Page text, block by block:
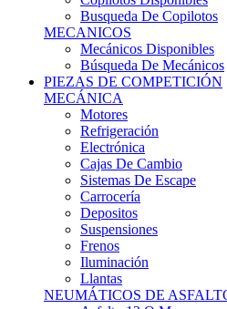
MECANICOS
Mecánicos Disponibles
Búsqueda De Mecánicos
PIEZAS DE COMPETICIÓN
MECÁNICA
Motores
Refrigeración
Electrónica
Cajas De Cambio
Sistemas De Escape
Carrocería
Depositos
Suspensiones
Frenos
Iluminación
Llantas
NEUMÁTICOS DE ASFALTO
Asfalto 13 O Menos
Asfalto 14p